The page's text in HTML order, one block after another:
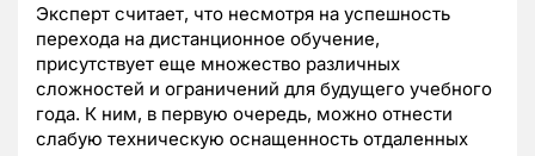
Эксперт считает, что несмотря на успешность
перехода на дистанционное обучение,
присутствует еще множество различных
сложностей и ограничений для будущего учебного
года. К ним, в первую очередь, можно отнести
слабую техническую оснащенность отдаленных